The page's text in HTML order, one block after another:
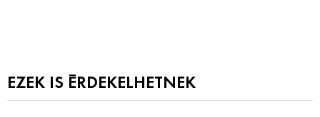
EZEK IS ÉRDEKELHETNEK